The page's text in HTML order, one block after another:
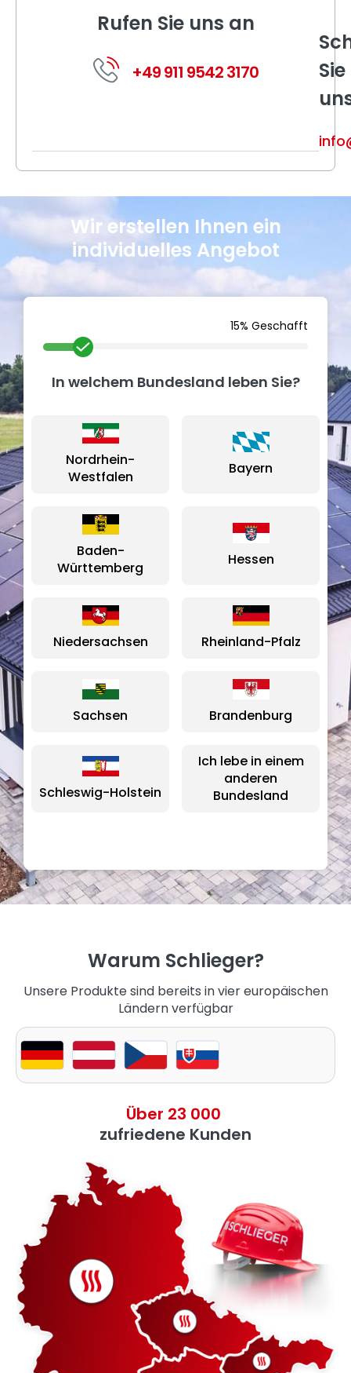
Rufen Sie uns an
+49 911 9542 3170
Sie
Wir erstellen Ihnen ein
individuelles Angebot
15% Geschafft
In welchem Bundesland leben Sie?
Nordrhein-
Westfalen
Bayern
Baden-
Württemberg
Hessen
Niedersachsen Rheinland-Pfalz
Sachsen Brandenburg
Schleswig-Holstein
Ich lebe in einem
anderen
Bundesland
Warum Schlieger?
Unsere Produkte sind bereits in vier europäischen
Ländern verfügbar
Über 23 000
zufriedene Kunden